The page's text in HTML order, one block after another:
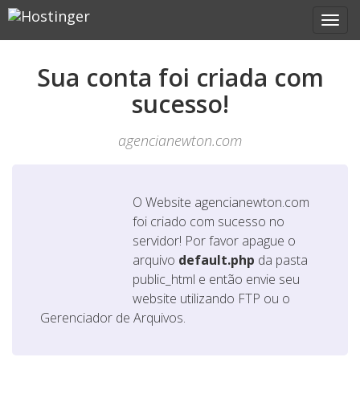
Sua conta foi criada com
sucesso!
agencianewton.com
O Website agencianewton.com
foi criado com sucesso no
servidor! Por favor apague o
arquivo default.php da pasta
public_html e então envie seu
website utilizando FTP ou o
Gerenciador de Arquivos.